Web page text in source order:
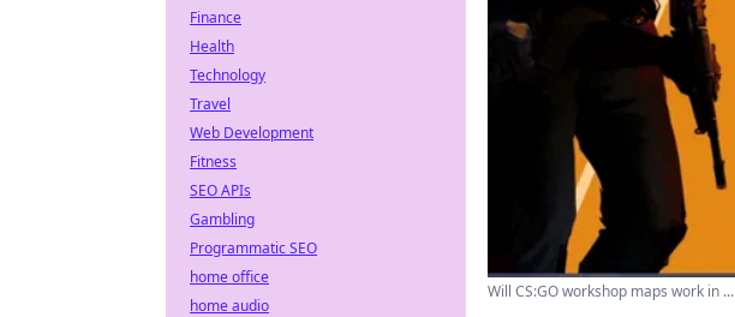
Will CS:GO workshop maps work in ...
Finance
Health
Technology
Travel
Web Development
Fitness
SEO APIs
Gambling
Programmatic SEO
home office
home audio